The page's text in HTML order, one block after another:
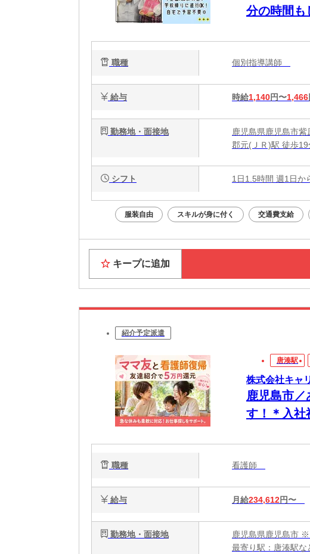
分の時間
職種 個別指導講師
給与 時給1,140円〜1,466
勤務地・面接地
鹿児島県鹿児島市
郡元(ＪＲ)駅 徒歩
シフト 1日1.5時間 週1日か
服装自由 スキルが身に付く 交通費支給
キープに追加
紹介予定派遣
唐湊駅
株式会社キャ
鹿児島市
す！＊入社
職種 看護師
給与 月給234,612円〜
勤務地・面接地
鹿児島県鹿児島市 ※
最寄り駅：唐湊駅な